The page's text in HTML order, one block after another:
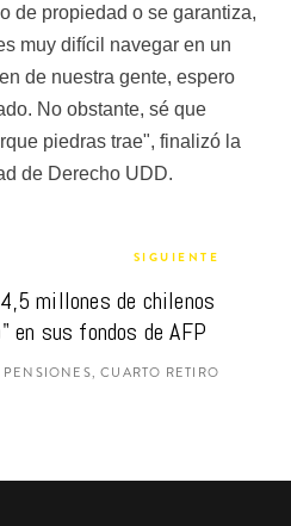
de propiedad o se garantiza,
muy difícil navegar en un
de nuestra gente, espero
No obstante, sé que
piedras trae", finalizó la
de Derecho UDD.
SIGUIENTE
millones de chilenos
en sus fondos de AFP
PENSIONES, CUARTO RETIRO